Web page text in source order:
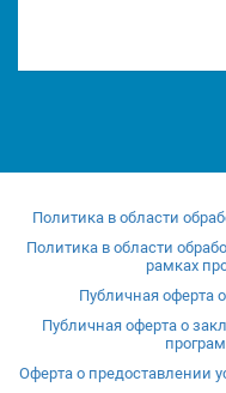
Политика в области
Политика в области
рамках
Публичная оферта
Публичная оферта о
Оферта о предоставлении